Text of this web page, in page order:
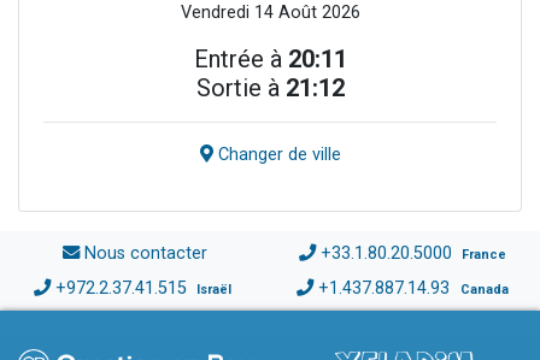
Vendredi 14 Août 2026
Entrée à 20:11
Sortie à 21:12
Changer de ville
Nous contacter +33.1.80.20.5000 France
+972.2.37.41.515 Israël +1.437.887.14.93 Canada